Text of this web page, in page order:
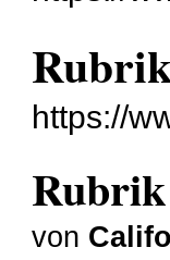
https://
Rubrik
von